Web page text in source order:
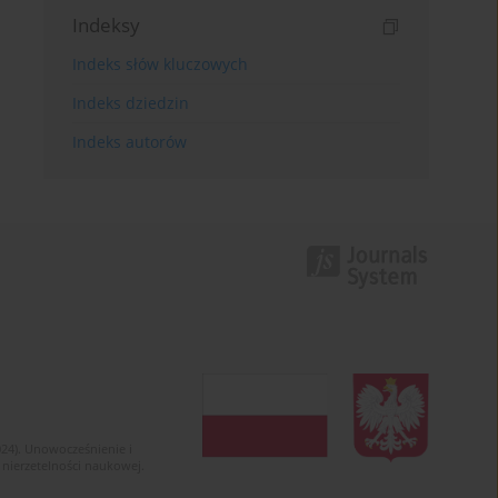
Indeksy
Indeks słów kluczowych
Indeks dziedzin
Indeks autorów